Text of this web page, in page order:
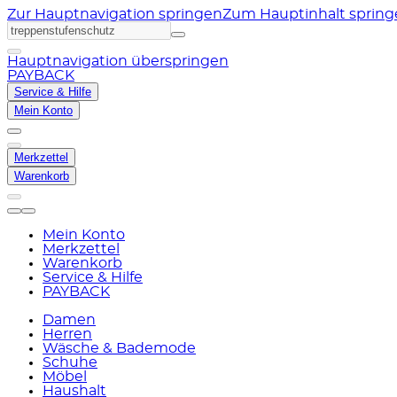
Zur Hauptnavigation springenZum Hauptinhalt
Hauptnavigation überspringen
PAYBACK
Service & Hilfe
Mein Konto
Merkzettel
Warenkorb
Mein Konto
Merkzettel
Warenkorb
Service & Hilfe
PAYBACK
Damen
Herren
Wäsche & Bademode
Schuhe
Möbel
Haushalt